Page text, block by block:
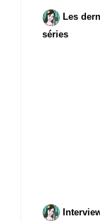
Les
séries